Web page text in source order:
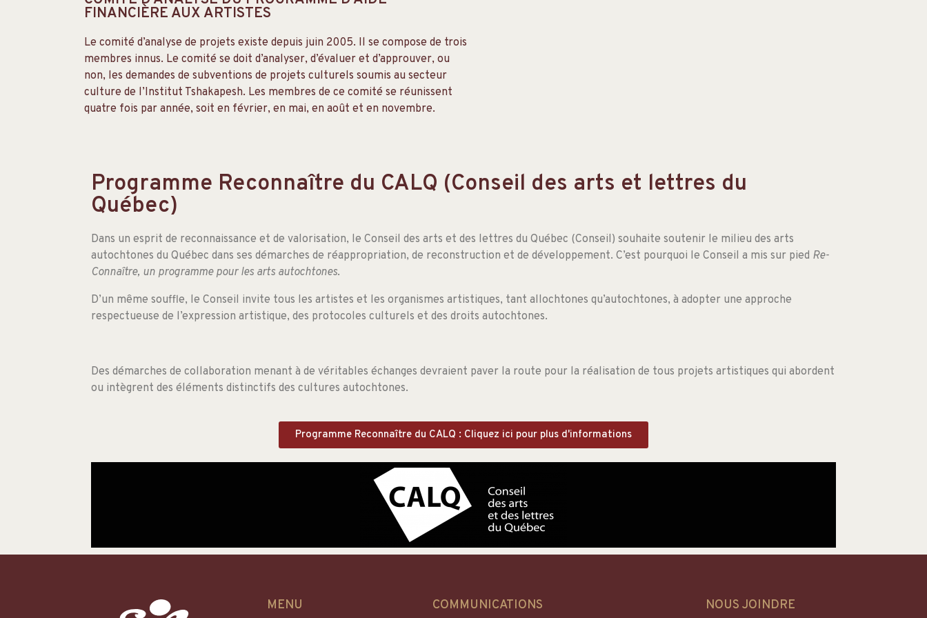
FINANCIÈRE AUX ARTISTES
Le comité d’analyse de projets existe depuis juin 2005. Il se compose de trois
membres innus. Le comité se doit d’analyser, d’évaluer et d’approuver, ou
non, les demandes de subventions de projets culturels soumis au secteur
culture de l’Institut Tshakapesh. Les membres de ce comité se réunissent
quatre fois par année, soit en février, en mai, en août et en novembre.
Programme Reconnaître du CALQ (Conseil des arts et lettres du
Québec)
Dans un esprit de reconnaissance et de valorisation, le Conseil des arts et des lettres du Québec (Conseil) souhaite soutenir le milieu des arts
autochtones du Québec dans ses démarches de réappropriation, de reconstruction et de développement. C’est pourquoi le Conseil a mis sur pied Re-
Connaître, un programme pour les arts autochtones.
D’un même souffle, le Conseil invite tous les artistes et les organismes artistiques, tant allochtones qu’autochtones, à adopter une approche
respectueuse de l’expression artistique, des protocoles culturels et des droits autochtones.
Des démarches de collaboration menant à de véritables échanges devraient paver la route pour la réalisation de tous projets artistiques qui abordent
ou intègrent des éléments distinctifs des cultures autochtones.
Programme Reconnaître du CALQ : Cliquez ici pour plus d'informations
MENU COMMUNICATIONS NOUS JOINDRE